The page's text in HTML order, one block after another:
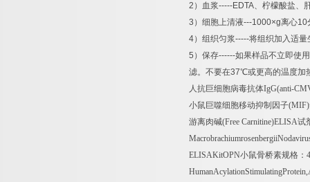
2 ）血浆-----EDTA、柠檬酸盐、
3 ）细胞上清液---1000×g离心10
4）组织匀浆-----将组织加入适量
5 ）保存------如果样品不立即使
滤。不要在37℃或更高的温度加
人抗巨细胞病毒抗体IgG(anti-
小鼠巨噬细胞移动抑制因子(MIF)
游离肉碱(Free Carnitine)ELISA试
ELISAKitOPN小鼠骨桥素规格：